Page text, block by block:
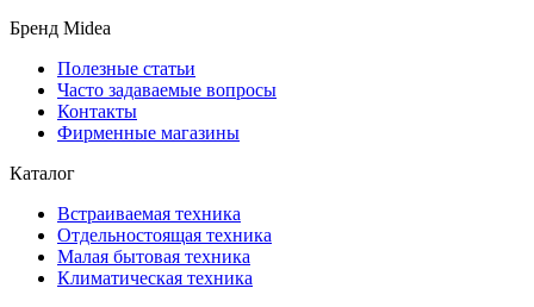
Бренд Midea
Полезные статьи
Часто задаваемые вопросы
Контакты
Фирменные магазины
Каталог
Встраиваемая техника
Отдельностоящая техника
Малая бытовая техника
Климатическая техника